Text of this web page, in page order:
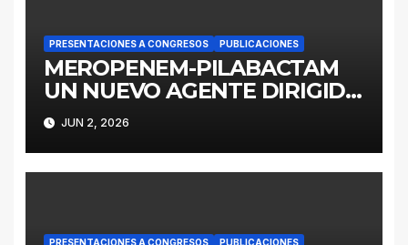
PRESENTACIONES A CONGRESOS PUBLICACIONES
MEROPENEM-PILABACTAM
UN NUEVO AGENTE DIRIGIDO
A ENTEROBACTERALES
PRODUCTORES DE
SERINOCARBAPENEMASAS
JUN 2, 2026
PRESENTACIONES A CONGRESOS PUBLICACIONES